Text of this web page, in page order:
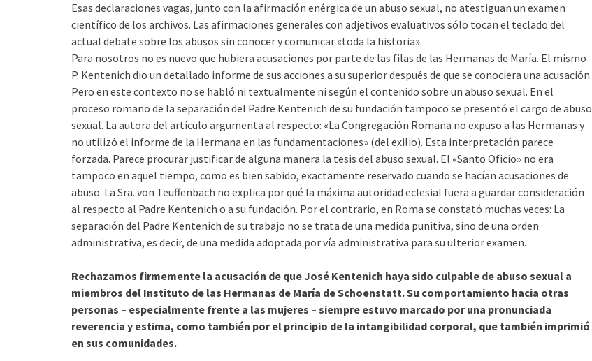
Esas declaraciones vagas, junto con la afirmación enérgica de un abuso sexual, no atestiguan un examen
científico de los archivos. Las afirmaciones generales con adjetivos evaluativos sólo tocan el teclado del
actual debate sobre los abusos sin conocer y comunicar «toda la historia».
Para nosotros no es nuevo que hubiera acusaciones por parte de las filas de las Hermanas de María. El mismo
P. Kentenich dio un detallado informe de sus acciones a su superior después de que se conociera una acusación.
Pero en este contexto no se habló ni textualmente ni según el contenido sobre un abuso sexual. En el
proceso romano de la separación del Padre Kentenich de su fundación tampoco se presentó el cargo de abuso
sexual. La autora del artículo argumenta al respecto: «La Congregación Romana no expuso a las Hermanas y
no utilizó el informe de la Hermana en las fundamentaciones» (del exilio). Esta interpretación parece
forzada. Parece procurar justificar de alguna manera la tesis del abuso sexual. El «Santo Oficio» no era
tampoco en aquel tiempo, como es bien sabido, exactamente reservado cuando se hacían acusaciones de
abuso. La Sra. von Teuffenbach no explica por qué la máxima autoridad eclesial fuera a guardar consideración
al respecto al Padre Kentenich o a su fundación. Por el contrario, en Roma se constató muchas veces: La
separación del Padre Kentenich de su trabajo no se trata de una medida punitiva, sino de una orden
administrativa, es decir, de una medida adoptada por vía administrativa para su ulterior examen.
Rechazamos firmemente la acusación de que José Kentenich haya sido culpable de abuso sexual a
miembros del Instituto de las Hermanas de María de Schoenstatt. Su comportamiento hacia otras
personas – especialmente frente a las mujeres – siempre estuvo marcado por una pronunciada
reverencia y estima, como también por el principio de la intangibilidad corporal, que también imprimió
en sus comunidades.